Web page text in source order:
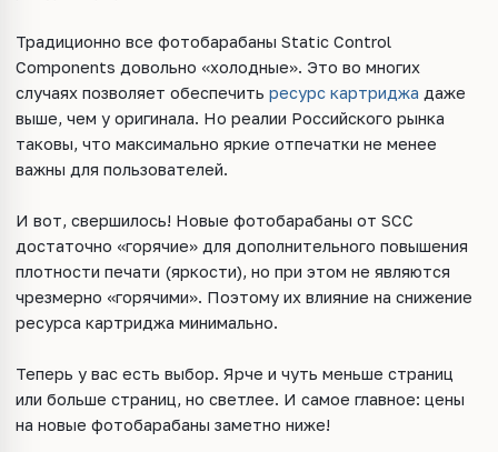
Традиционно все фотобарабаны Static Control
Components довольно «холодные». Это во многих
случаях позволяет обеспечить ресурс картриджа даже
выше, чем у оригинала. Но реалии Российского рынка
таковы, что максимально яркие отпечатки не менее
важны для пользователей.
И вот, свершилось! Новые фотобарабаны от SCC
достаточно «горячие» для дополнительного повышения
плотности печати (яркости), но при этом не являются
чрезмерно «горячими». Поэтому их влияние на снижение
ресурса картриджа минимально.
Теперь у вас есть выбор. Ярче и чуть меньше страниц
или больше страниц, но светлее. И самое главное: цены
на новые фотобарабаны заметно ниже!